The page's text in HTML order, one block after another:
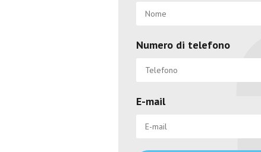
Numero di telefono
E-mail